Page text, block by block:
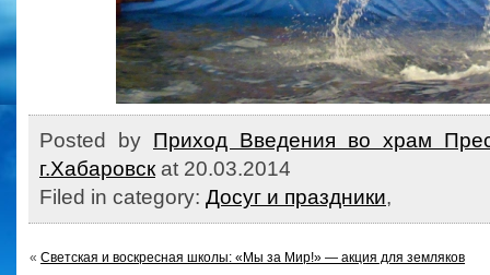
Posted by Приход Введения во храм
г.Хабаровск at 20.03.2014
Filed in category: Досуг и праздники,
« Светская и воскресная школы: «Мы за Мир!» — акция для земляков